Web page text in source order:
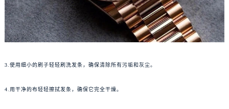
3.使用细小的刷子轻轻刷洗发条，确保清除所有污垢和灰尘。
4.用干净的布轻轻擦拭发条，确保它完全干燥。